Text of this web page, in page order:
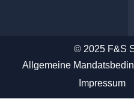
© 2025 F&S
Allgemeine
Impressum